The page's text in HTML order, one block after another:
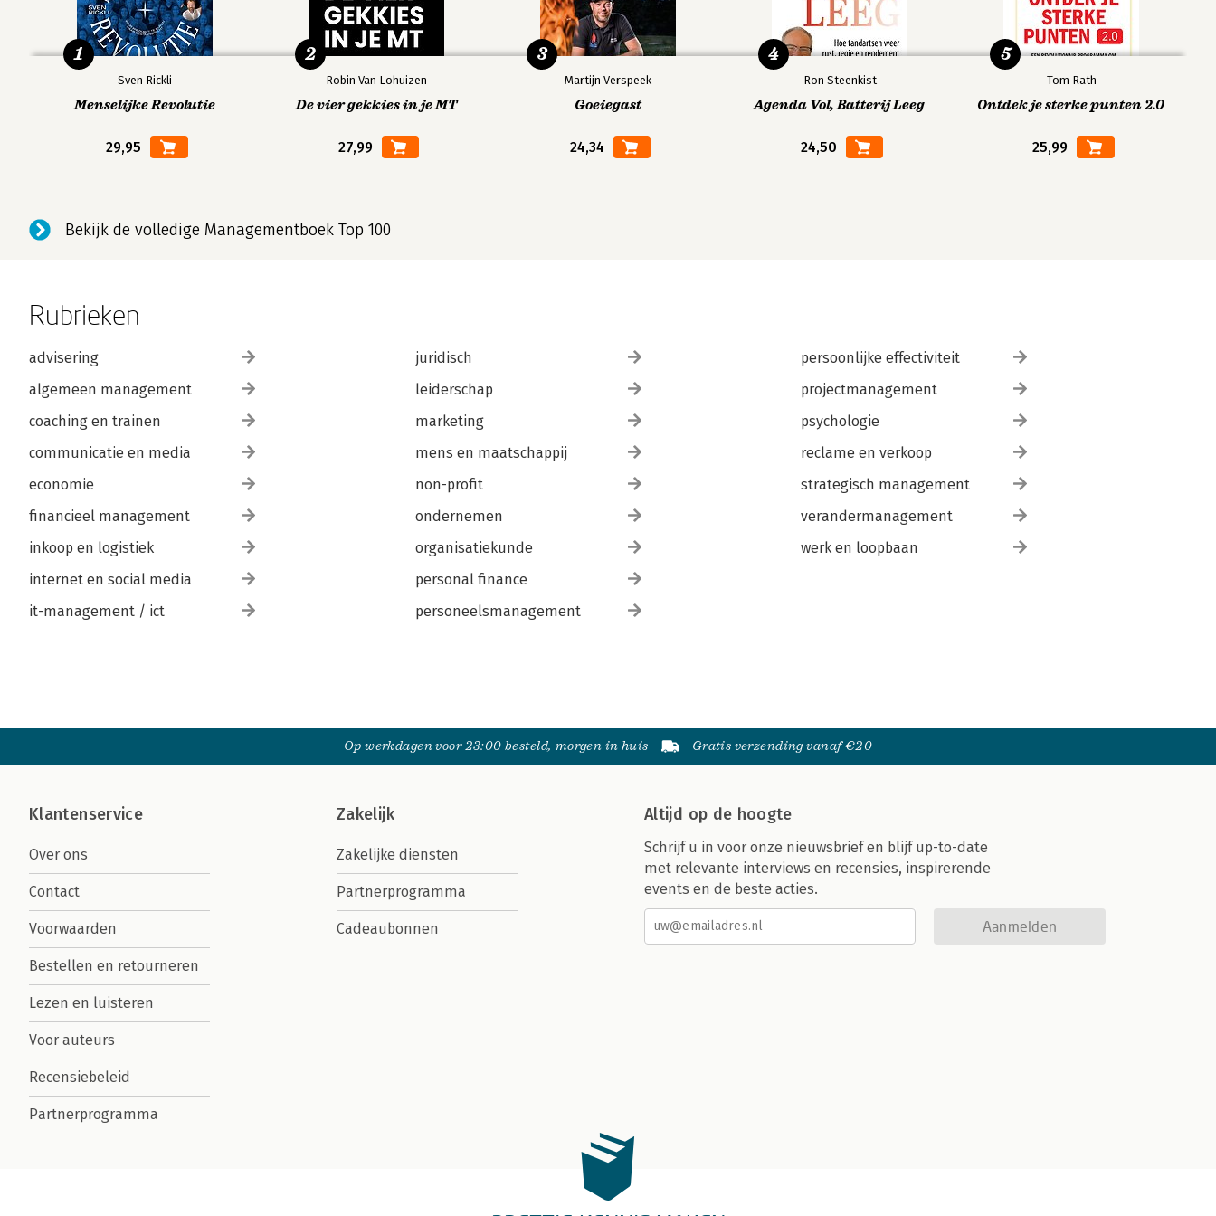
Sven Rickli
Menselijke Revolutie
29,95
1
Robin Van Lohuizen
De vier gekkies in je MT
27,99
2
Martijn Verspeek
Goeiegast
24,34
3
Ron Steenkist
Agenda Vol, Batterij Leeg
24,50
4
Tom Rath
Ontdek je sterke punten 2.0
25,99
5
Bekijk de volledige Managementboek Top 100
Rubrieken
advisering
algemeen management
coaching en trainen
communicatie en media
economie
financieel management
inkoop en logistiek
internet en social media
it-management / ict
juridisch
leiderschap
marketing
mens en maatschappij
non-profit
ondernemen
organisatiekunde
personal finance
personeelsmanagement
persoonlijke effectiviteit
projectmanagement
psychologie
reclame en verkoop
strategisch management
verandermanagement
werk en loopbaan
Op werkdagen voor 23:00 besteld, morgen in huis Gratis verzending vanaf €20
Klantenservice
Over ons
Contact
Voorwaarden
Bestellen en retourneren
Lezen en luisteren
Voor auteurs
Recensiebeleid
Partnerprogramma
Zakelijk
Zakelijke diensten
Partnerprogramma
Cadeaubonnen
Altijd op de hoogte
Schrijf u in voor onze nieuwsbrief en blijf up-to-date
met relevante interviews en recensies, inspirerende
events en de beste acties.
Aanmelden